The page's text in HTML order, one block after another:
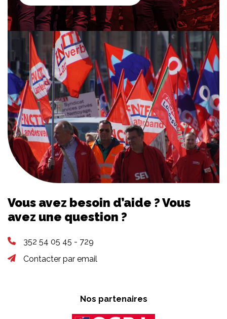
Vous avez besoin d’aide ? Vous
avez une question ?
352 54 05 45 - 729
Contacter par email
Nos partenaires